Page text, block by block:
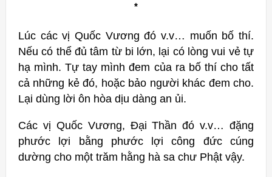
*
Lúc các vị Quốc Vương đó v.v… muốn bố thí.
Nếu có thể đủ tâm từ bi lớn, lại có lòng vui vẻ tự
hạ mình. Tự tay mình đem của ra bố thí cho tất
cả những kẻ đó, hoặc bảo người khác đem cho.
Lại dùng lời ôn hòa dịu dàng an ủi.
Các vị Quốc Vương, Ðại Thần đó v.v… đặng
phước lợi bằng phước lợi công đức cúng
dường cho một trăm hằng hà sa chư Phật vậy.